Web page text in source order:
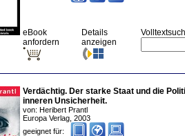
eBook
anfordern
Details
anzeigen
Verdächtig. Der starke Staat und die
inneren Unsicherheit.
von: Heribert Prantl
Europa Verlag 2003
geeignet für: